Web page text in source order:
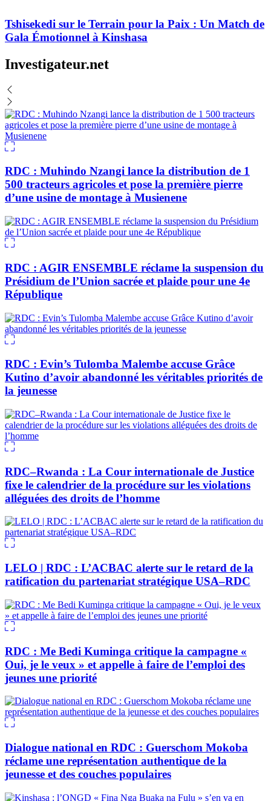
Tshisekedi sur le Terrain pour la Paix : Un Match de
Gala Émotionnel à Kinshasa
Investigateur.net
RDC : Muhindo Nzangi lance la distribution de 1
500 tracteurs agricoles et pose la première pierre
d’une usine de montage à Musienene
RDC : AGIR ENSEMBLE réclame la suspension du
Présidium de l’Union sacrée et plaide pour une 4e
République
RDC : Evin’s Tulomba Malembe accuse Grâce
Kutino d’avoir abandonné les véritables priorités de
la jeunesse
RDC–Rwanda : La Cour internationale de Justice
fixe le calendrier de la procédure sur les violations
alléguées des droits de l’homme
LELO | RDC : L’ACBAC alerte sur le retard de la
ratification du partenariat stratégique USA–RDC
RDC : Me Bedi Kuminga critique la campagne «
Oui, je le veux » et appelle à faire de l’emploi des
jeunes une priorité
Dialogue national en RDC : Guerschom Mokoba
réclame une représentation authentique de la
jeunesse et des couches populaires